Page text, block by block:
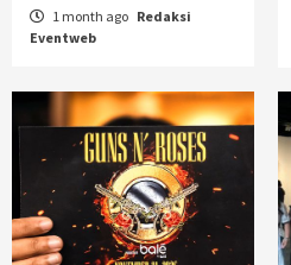
1 month ago Redaksi
Eventweb